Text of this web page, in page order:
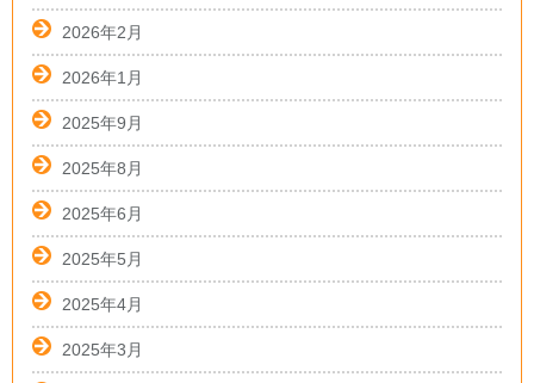
2026年2月
2026年1月
2025年9月
2025年8月
2025年6月
2025年5月
2025年4月
2025年3月